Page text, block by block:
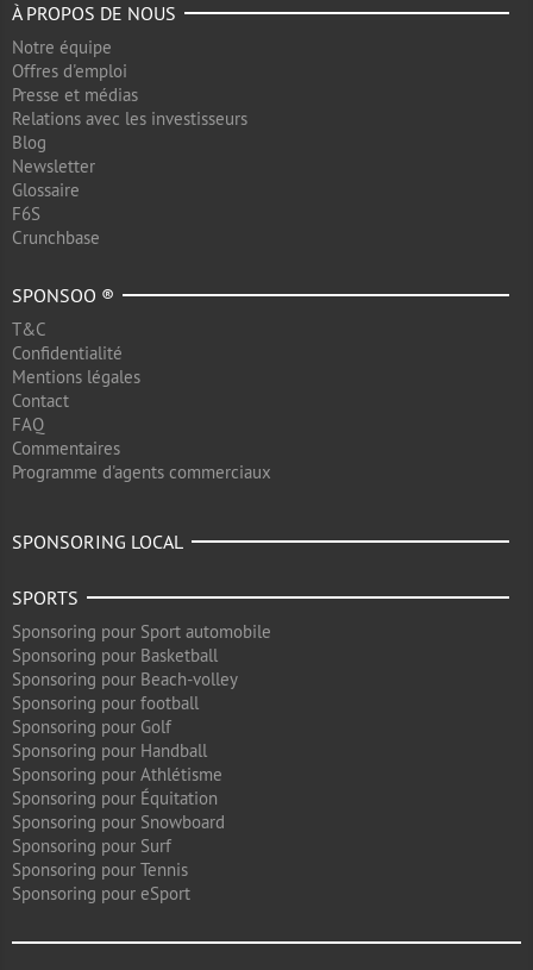
À PROPOS DE NOUS
Notre équipe
Offres d'emploi
Presse et médias
Relations avec les investisseurs
Blog
Newsletter
Glossaire
F6S
Crunchbase
SPONSOO ®
T&C
Confidentialité
Mentions légales
Contact
FAQ
Commentaires
Programme d'agents commerciaux
SPONSORING LOCAL
SPORTS
Sponsoring pour Sport automobile
Sponsoring pour Basketball
Sponsoring pour Beach-volley
Sponsoring pour football
Sponsoring pour Golf
Sponsoring pour Handball
Sponsoring pour Athlétisme
Sponsoring pour Équitation
Sponsoring pour Snowboard
Sponsoring pour Surf
Sponsoring pour Tennis
Sponsoring pour eSport